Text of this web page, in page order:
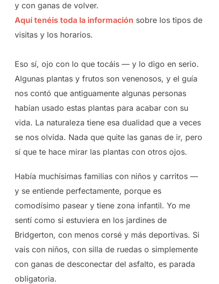
y con ganas de volver.
Aquí tenéis toda la información sobre los tipos de
visitas y los horarios.
Eso sí, ojo con lo que tocáis — y lo digo en serio.
Algunas plantas y frutos son venenosos, y el guía
nos contó que antiguamente algunas personas
habían usado estas plantas para acabar con su
vida. La naturaleza tiene esa dualidad que a veces
se nos olvida. Nada que quite las ganas de ir, pero
sí que te hace mirar las plantas con otros ojos.
Había muchísimas familias con niños y carritos —
y se entiende perfectamente, porque es
comodísimo pasear y tiene zona infantil. Yo me
sentí como si estuviera en los jardines de
Bridgerton, con menos corsé y más deportivas. Si
vais con niños, con silla de ruedas o simplemente
con ganas de desconectar del asfalto, es parada
obligatoria.